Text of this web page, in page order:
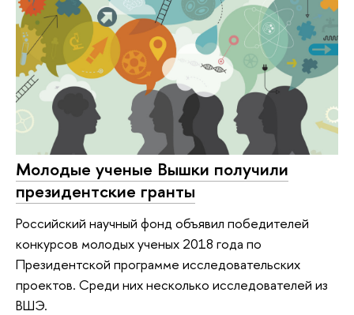
Молодые ученые Вышки получили
президентские гранты
Российский научный фонд объявил победителей
конкурсов молодых ученых 2018 года по
Президентской программе исследовательских
проектов. Среди них несколько исследователей из
ВШЭ.